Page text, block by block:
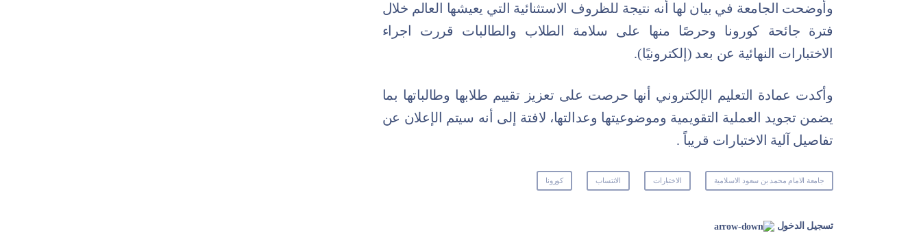
وأوضحت الجامعة في بيان لها أنه نتيجة للظروف الاستثنائية ‏التي يعيشها العالم خلال
فترة جائحة كورونا وحرصًا منها على ‏سلامة الطلاب والطالبات قررت اجراء
الاختبارات النهائية عن ‏بعد (إلكترونيًا).‏
وأكدت عمادة التعليم الإلكتروني أنها حرصت على تعزيز تقييم ‏طلابها وطالباتها بما
يضمن تجويد العملية التقويمية ‏وموضوعيتها وعدالتها، لافتة إلى أنه سيتم الإعلان عن
تفاصيل ‏آلية الاختبارات قريباً .‏
جامعة الامام محمد بن سعود الاسلامية الاختبارات الانتساب كورونا
تسجيل الدخول